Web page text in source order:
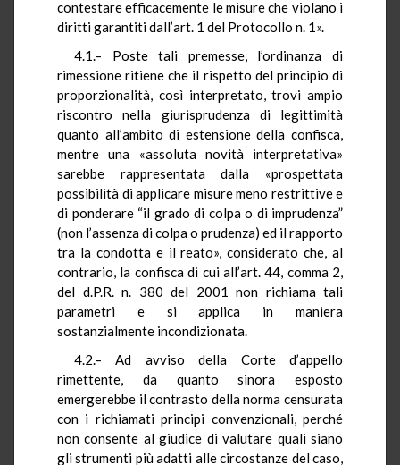
contestare efficacemente le misure che violano i
diritti garantiti dall’art. 1 del Protocollo n. 1».
4.1.– Poste tali premesse, l’ordinanza di
rimessione ritiene che il rispetto del principio di
proporzionalità, così interpretato, trovi ampio
riscontro nella giurisprudenza di legittimità
quanto all’ambito di estensione della confisca,
mentre una «assoluta novità interpretativa»
sarebbe rappresentata dalla «prospettata
possibilità di applicare misure meno restrittive e
di ponderare “il grado di colpa o di imprudenza”
(non l’assenza di colpa o prudenza) ed il rapporto
tra la condotta e il reato», considerato che, al
contrario, la confisca di cui all’art. 44, comma 2,
del d.P.R. n. 380 del 2001 non richiama tali
parametri e si applica in maniera
sostanzialmente incondizionata.
4.2.– Ad avviso della Corte d’appello
rimettente, da quanto sinora esposto
emergerebbe il contrasto della norma censurata
con i richiamati principi convenzionali, perché
non consente al giudice di valutare quali siano
gli strumenti più adatti alle circostanze del caso,